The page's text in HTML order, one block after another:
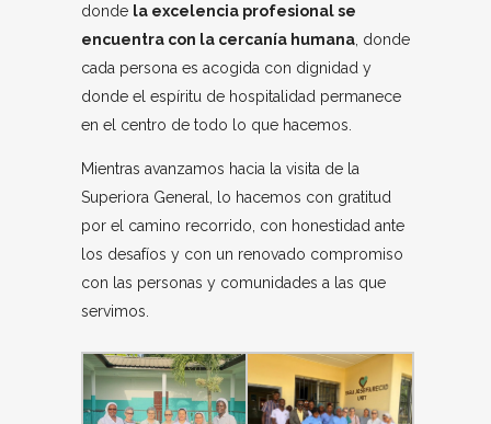
donde la excelencia profesional se
encuentra con la cercanía humana , donde
cada persona es acogida con dignidad y
donde el espíritu de hospitalidad permanece
en el centro de todo lo que hacemos.
Mientras avanzamos hacia la visita de la
Superiora General, lo hacemos con gratitud
por el camino recorrido, con honestidad ante
los desafíos y con un renovado compromiso
con las personas y comunidades a las que
servimos.